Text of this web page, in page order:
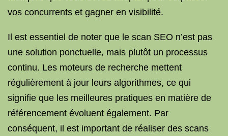
vos concurrents et gagner en visibilité.
Il est essentiel de noter que le scan SEO n’est pas
une solution ponctuelle, mais plutôt un processus
continu. Les moteurs de recherche mettent
régulièrement à jour leurs algorithmes, ce qui
signifie que les meilleures pratiques en matière de
référencement évoluent également. Par
conséquent, il est important de réaliser des scans